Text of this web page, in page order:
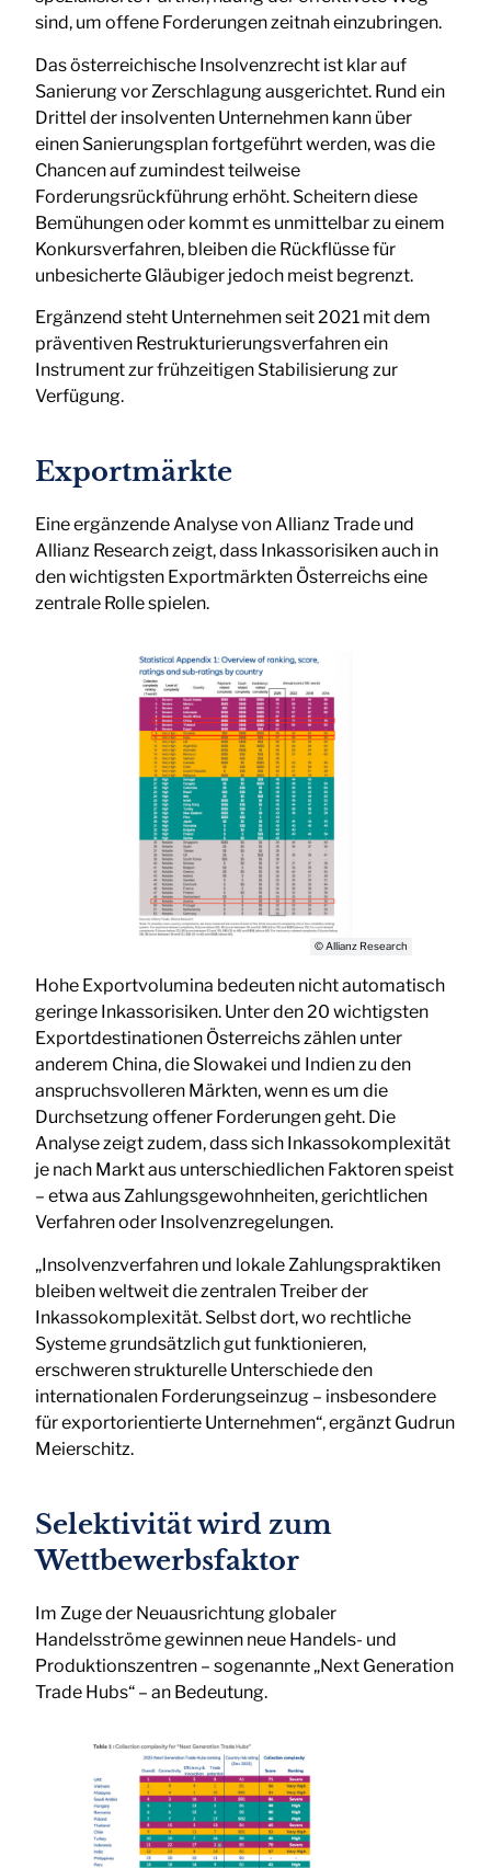
sind, um offene Forderungen zeitnah einzubringen.
Das österreichische Insolvenzrecht ist klar auf
Sanierung vor Zerschlagung ausgerichtet. Rund ein
Drittel der insolventen Unternehmen kann über
einen Sanierungsplan fortgeführt werden, was die
Chancen auf zumindest teilweise
Forderungsrückführung erhöht. Scheitern diese
Bemühungen oder kommt es unmittelbar zu einem
Konkursverfahren, bleiben die Rückflüsse für
unbesicherte Gläubiger jedoch meist begrenzt.
Ergänzend steht Unternehmen seit 2021 mit dem
präventiven Restrukturierungsverfahren ein
Instrument zur frühzeitigen Stabilisierung zur
Verfügung.
Exportmärkte
Eine ergänzende Analyse von Allianz Trade und
Allianz Research zeigt, dass Inkassorisiken auch in
den wichtigsten Exportmärkten Österreichs eine
zentrale Rolle spielen.
© Allianz Research
Hohe Exportvolumina bedeuten nicht automatisch
geringe Inkassorisiken. Unter den 20 wichtigsten
Exportdestinationen Österreichs zählen unter
anderem China, die Slowakei und Indien zu den
anspruchsvolleren Märkten, wenn es um die
Durchsetzung offener Forderungen geht. Die
Analyse zeigt zudem, dass sich Inkassokomplexität
je nach Markt aus unterschiedlichen Faktoren speist
– etwa aus Zahlungsgewohnheiten, gerichtlichen
Verfahren oder Insolvenzregelungen.
„Insolvenzverfahren und lokale Zahlungspraktiken
bleiben weltweit die zentralen Treiber der
Inkassokomplexität. Selbst dort, wo rechtliche
Systeme grundsätzlich gut funktionieren,
erschweren strukturelle Unterschiede den
internationalen Forderungseinzug – insbesondere
für exportorientierte Unternehmen“, ergänzt Gudrun
Meierschitz.
Selektivität wird zum
Wettbewerbsfaktor
Im Zuge der Neuausrichtung globaler
Handelsströme gewinnen neue Handels- und
Produktionszentren – sogenannte „Next Generation
Trade Hubs“ – an Bedeutung.